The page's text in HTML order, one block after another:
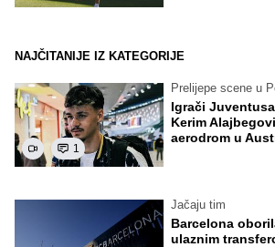
NAJČITANIJE IZ KATEGORIJE
1
Prelijepe scene u
Igrači
Kerim
aerodrom u
Jačaju tim
Barcelona
ulaznim